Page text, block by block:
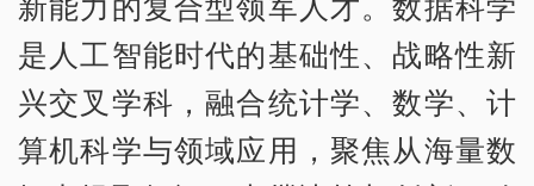
是人工智能时代的基础性、战略性新
兴交叉学科，融合统计学、数学、计
算机科学与领域应用，聚焦从海量数